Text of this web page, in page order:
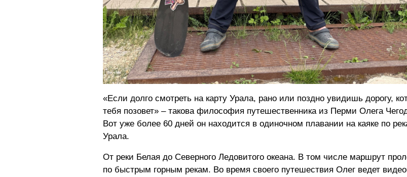
«Если долго смотреть на карту Урала, рано или поздно увидишь дорогу,
тебя позовет» – такова философия путешественника из Перми Олега
Вот уже более 60 дней он находится в одиночном плавании на каяке по
Урала.
От реки Белая до Северного Ледовитого океана. В том числе маршрут
по быстрым горным рекам. Во время своего путешествия Олег ведет